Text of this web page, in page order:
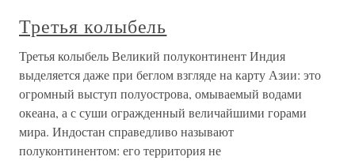
Третья колыбель
Третья колыбель Великий полуконтинент Индия
выделяется даже при беглом взгляде на карту Азии: это
огромный выступ полуострова, омываемый водами
океана, а с суши огражденный величайшими горами
мира. Индостан справедливо называют
полуконтинентом: его территория не